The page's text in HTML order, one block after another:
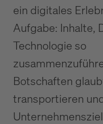
ein digitales
Aufgabe: Inhalte,
Technologie so
Botschaften
transportieren